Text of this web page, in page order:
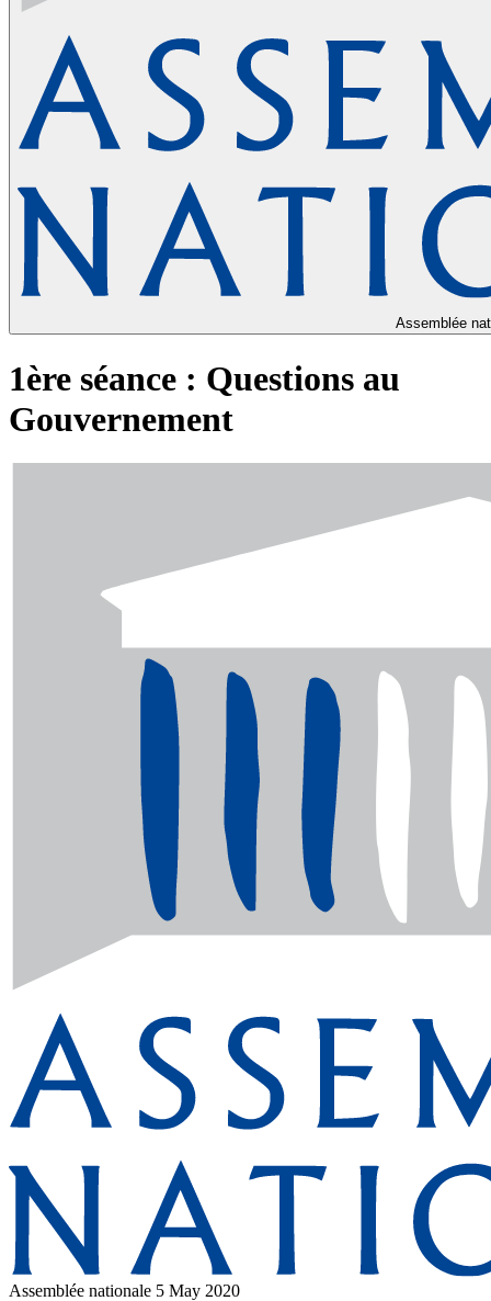
Assemblée
1ère séance : Questions au
Gouvernement
Assemblée nationale 5 May 2020